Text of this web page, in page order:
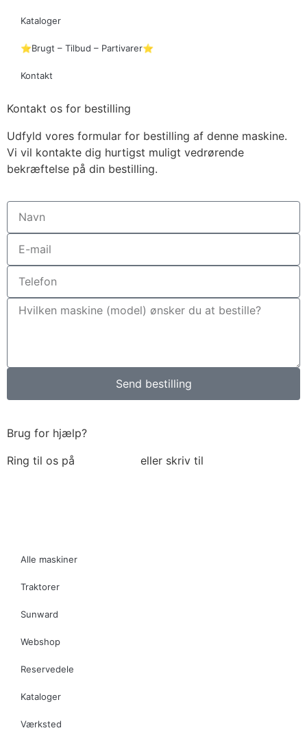
Kataloger
⭐Brugt – Tilbud – Partivarer⭐
Kontakt
Kontakt os for bestilling
Udfyld vores formular for bestilling af denne maskine.
Vi vil kontakte dig hurtigst muligt vedrørende
bekræftelse på din bestilling.
Send bestilling
Brug for hjælp?
Ring til os på
eller skriv til
Alle maskiner
Traktorer
Sunward
Webshop
Reservedele
Kataloger
Værksted